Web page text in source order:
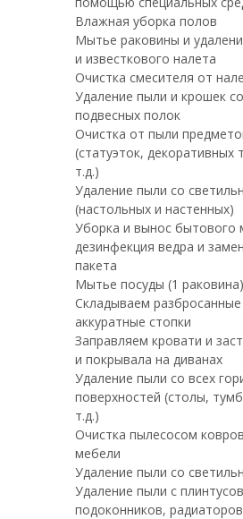
Влажная уборка полов
Мытье раковины и
и известкового налета
Очистка смесителя от
Удаление пыли и крошек
подвесных полок
Очистка от пыли
(статуэток, декоративных
т.д.)
Удаление пыли со
(настольных и настенных)
Уборка и вынос бытового
дезинфекция ведра и
пакета
Мытье посуды (1 раковина)
Складываем
аккуратные стопки
Заправляем кровати и
и покрывала на диванах
Удаление пыли со всех
поверхностей (столы,
т.д.)
Очистка пылесосом
мебели
Удаление пыли со
Удаление пыли с
подоконников,